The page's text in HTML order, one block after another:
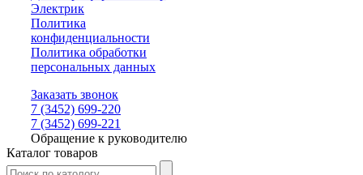
Электрик
Политика
конфиденциальности
Политика обработки
персональных данных
Заказать звонок
7 (3452) 699-220
7 (3452) 699-221
Обращение к руководителю
Каталог товаров